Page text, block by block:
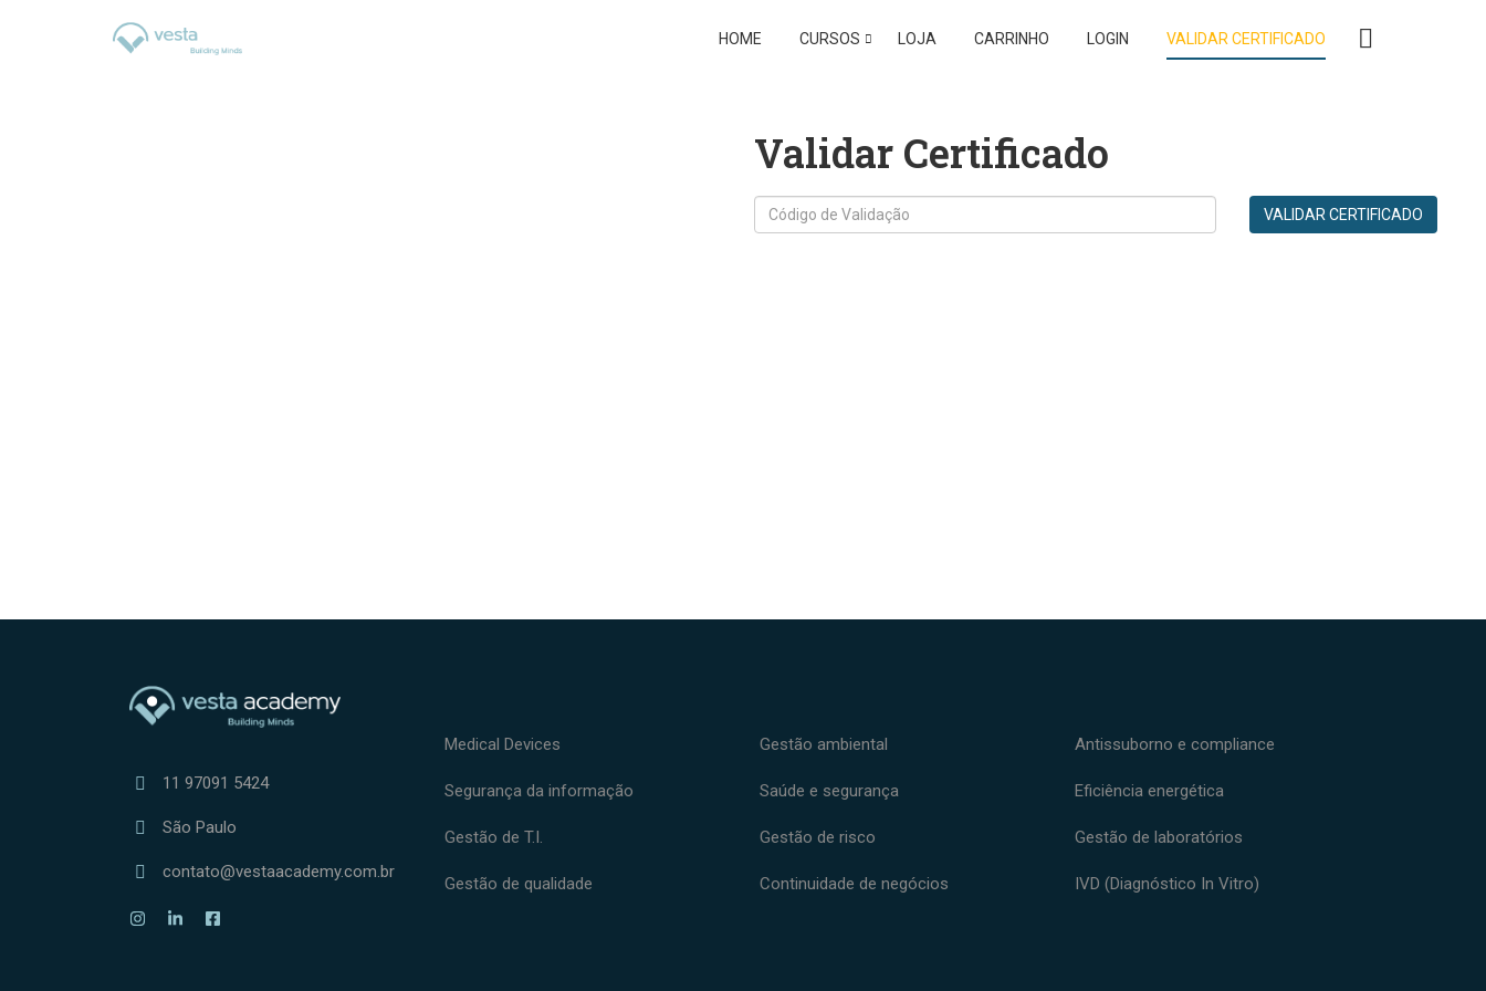
HOME CURSOS LOJA CARRINHO LOGIN VALIDAR CERTIFICADO
Validar Certificado
VALIDAR CERTIFICADO
11 97091 5424
São Paulo
contato@vestaacademy.com.br
Medical Devices
Segurança da informação
Gestão de T.I.
Gestão de qualidade
Gestão ambiental
Saúde e segurança
Gestão de risco
Continuidade de negócios
Antissuborno e compliance
Eficiência energética
Gestão de laboratórios
IVD (Diagnóstico In Vitro)